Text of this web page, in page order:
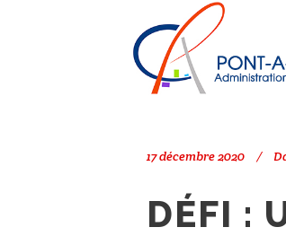
PONT-À-CELLES
17 décembre 2020
DÉFI :